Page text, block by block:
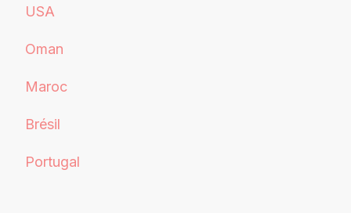
USA
Oman
Maroc
Brésil
Portugal